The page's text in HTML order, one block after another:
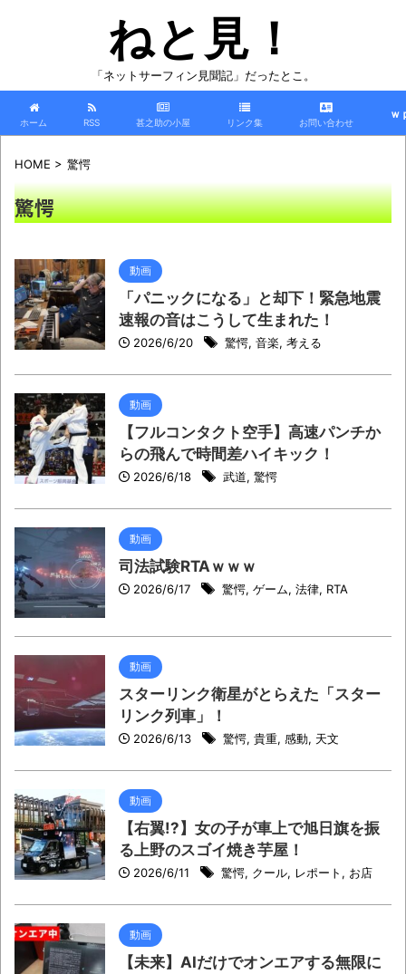
ねと見！
「ネットサーフィン見聞記」だったとこ。
ホーム RSS 甚之助の小屋 リンク集 お問い合わせ
ｗ
HOME > 驚愕
驚愕
動画
「パニックになる」と却下！緊急地震
速報の音はこうして生まれた！
2026/6/20 驚愕, 音楽, 考える
動画
【フルコンタクト空手】高速パンチか
らの飛んで時間差ハイキック！
2026/6/18 武道, 驚愕
動画
司法試験RTAｗｗｗ
2026/6/17 驚愕, ゲーム, 法律, RTA
動画
スターリンク衛星がとらえた「スター
リンク列車」！
2026/6/13 驚愕, 貴重, 感動, 天文
動画
【右翼!?】女の子が車上で旭日旗を振
る上野のスゴイ焼き芋屋！
2026/6/11 驚愕, クール, レポート , お店
動画
【未来】AIだけでオンエアする無限に